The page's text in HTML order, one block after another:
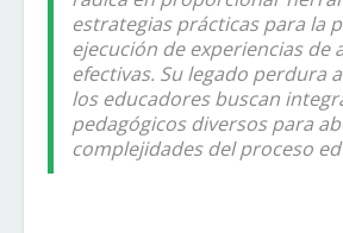
estrategias prácticas para la
ejecución de experiencias de
efectivas. Su legado perdura
los educadores buscan
pedagógicos diversos para
complejidades del proceso